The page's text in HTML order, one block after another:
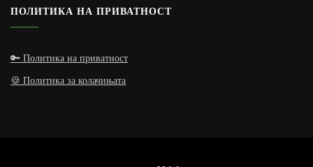
ПОЛИТИКА НА ПРИВАТНОСТ
🔑 Политика на приватност
🍪 Политика за колачињата